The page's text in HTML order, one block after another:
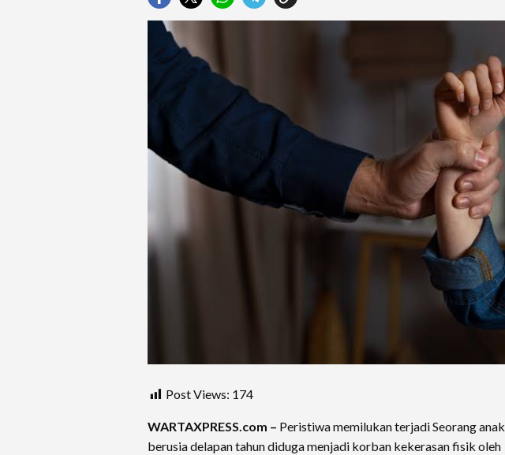
Post Views: 174
WARTAXPRESS.com – Peristiwa memilukan terjadi Seorang anak
berusia delapan tahun diduga menjadi korban kekerasan fisik oleh